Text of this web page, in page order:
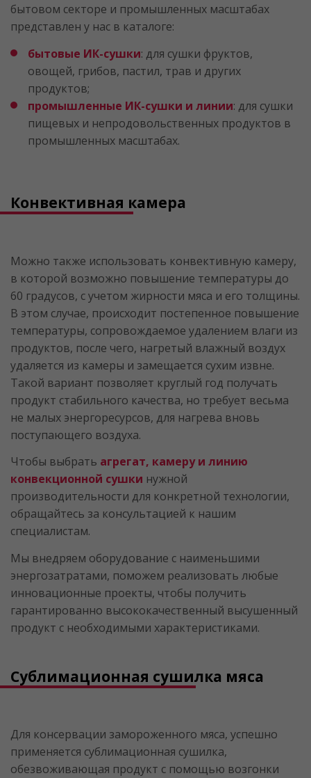
бытовом секторе и промышленных масштабах
представлен у нас в каталоге:
бытовые ИК-сушки: для сушки фруктов,
овощей, грибов, пастил, трав и других
продуктов;
промышленные ИК-сушки и линии: для сушки
пищевых и непродовольственных продуктов в
промышленных масштабах.
Конвективная камера
Можно также использовать конвективную камеру,
в которой возможно повышение температуры до
60 градусов, с учетом жирности мяса и его толщины.
В этом случае, происходит постепенное повышение
температуры, сопровождаемое удалением влаги из
продуктов, после чего, нагретый влажный воздух
удаляется из камеры и замещается сухим извне.
Такой вариант позволяет круглый год получать
продукт стабильного качества, но требует весьма
не малых энергоресурсов, для нагрева вновь
поступающего воздуха.
Чтобы выбрать агрегат, камеру и линию
конвекционной сушки нужной
производительности для конкретной технологии,
обращайтесь за консультацией к нашим
специалистам.
Мы внедряем оборудование с наименьшими
энергозатратами, поможем реализовать любые
инновационные проекты, чтобы получить
гарантированно высококачественный высушенный
продукт с необходимыми характеристиками.
Сублимационная сушилка мяса
Для консервации замороженного мяса, успешно
применяется сублимационная сушилка,
обезвоживающая продукт с помощью возгонки